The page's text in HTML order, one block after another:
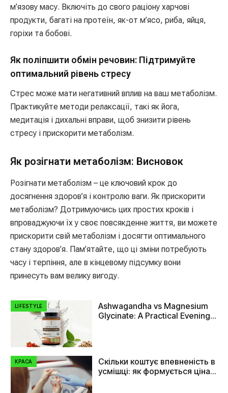
м’язову масу. Включіть до свого раціону харчові
продукти, багаті на протеїн, як-от м’ясо, риба, яйця,
горіхи та бобові.
Як поліпшити обмін речовин: Підтримуйте
оптимальний рівень стресу
Стрес може мати негативний вплив на ваш метаболізм.
Практикуйте методи релаксації, такі як йога,
медитація і дихальні вправи, щоб знизити рівень
стресу і прискорити метаболізм.
Як розігнати метаболізм: Висновок
Розігнати метаболізм – це ключовий крок до
досягнення здоров’я і контролю ваги. Як прискорити
метаболізм? Дотримуючись цих простих кроків і
впроваджуючи їх у своє повсякденне життя, ви можете
прискорити свій метаболізм і досягти оптимального
стану здоров’я. Пам’ятайте, що ці зміни потребують
часу і терпіння, але в кінцевому підсумку вони
принесуть вам велику вигоду.
LIFESTYLE
Ashwagandha vs Magnesium
Glycinate: A Practical Evening
КРАСА
Скільки коштує впевненість в
усмішці: як формується ціна